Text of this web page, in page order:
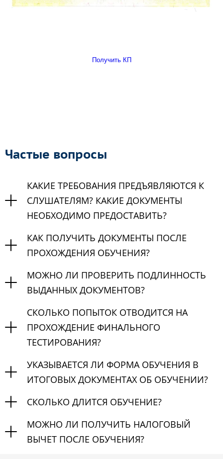
Получить КП
Частые вопросы
КАКИЕ ТРЕБОВАНИЯ ПРЕДЪЯВЛЯЮТСЯ К
СЛУШАТЕЛЯМ? КАКИЕ ДОКУМЕНТЫ
НЕОБХОДИМО ПРЕДОСТАВИТЬ?
КАК ПОЛУЧИТЬ ДОКУМЕНТЫ ПОСЛЕ
ПРОХОЖДЕНИЯ ОБУЧЕНИЯ?
МОЖНО ЛИ ПРОВЕРИТЬ ПОДЛИННОСТЬ
ВЫДАННЫХ ДОКУМЕНТОВ?
СКОЛЬКО ПОПЫТОК ОТВОДИТСЯ НА
ПРОХОЖДЕНИЕ ФИНАЛЬНОГО
ТЕСТИРОВАНИЯ?
УКАЗЫВАЕТСЯ ЛИ ФОРМА ОБУЧЕНИЯ В
ИТОГОВЫХ ДОКУМЕНТАХ ОБ ОБУЧЕНИИ?
СКОЛЬКО ДЛИТСЯ ОБУЧЕНИЕ?
МОЖНО ЛИ ПОЛУЧИТЬ НАЛОГОВЫЙ
ВЫЧЕТ ПОСЛЕ ОБУЧЕНИЯ?